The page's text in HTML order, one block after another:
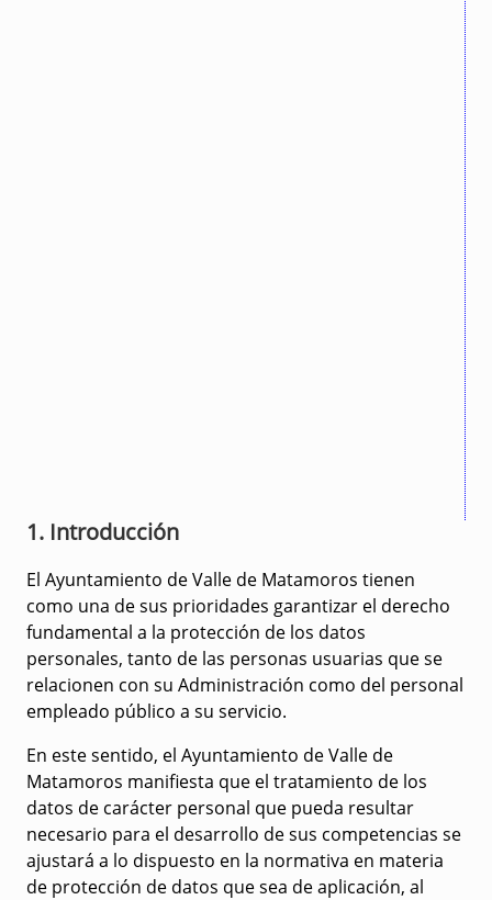
1. Introducción
El Ayuntamiento de Valle de Matamoros tienen
como una de sus prioridades garantizar el derecho
fundamental a la protección de los datos
personales, tanto de las personas usuarias que se
relacionen con su Administración como del personal
empleado público a su servicio.
En este sentido, el Ayuntamiento de Valle de
Matamoros manifiesta que el tratamiento de los
datos de carácter personal que pueda resultar
necesario para el desarrollo de sus competencias se
ajustará a lo dispuesto en la normativa en materia
de protección de datos que sea de aplicación, al